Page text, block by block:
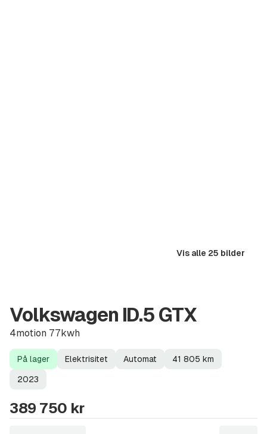
Vis alle 25 bilder
Volkswagen ID.5 GTX
4motion 77kwh
Lagerstatus
På lager
Drivstoff
Elektrisitet
Girkasse
Automat
Kilometerstand
41 805 km
Modellår
2023
389 750 kr